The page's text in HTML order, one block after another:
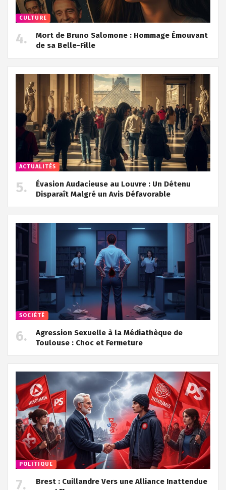
CULTURE
Mort de Bruno Salomone : Hommage Émouvant
de sa Belle-Fille
ACTUALITÉS
Évasion Audacieuse au Louvre : Un Détenu
Disparaît Malgré un Avis Défavorable
SOCIÉTÉ
Agression Sexuelle à la Médiathèque de
Toulouse : Choc et Fermeture
POLITIQUE
Brest : Cuillandre Vers une Alliance Inattendue